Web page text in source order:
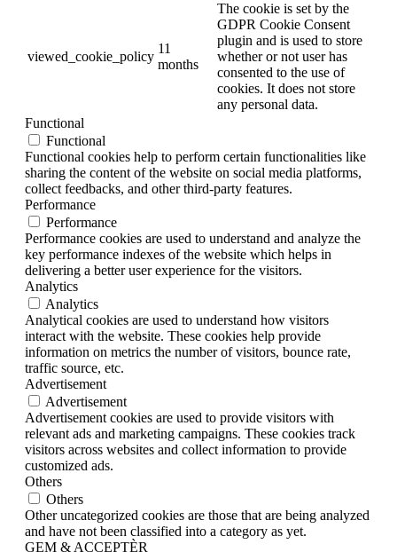
viewed_cookie_policy
11
months
The cookie is set by the
GDPR Cookie Consent
plugin and is used to store
whether or not user has
consented to the use of
cookies. It does not store
any personal data.
Functional
Functional
Functional cookies help to perform certain functionalities like
sharing the content of the website on social media platforms,
collect feedbacks, and other third-party features.
Performance
Performance
Performance cookies are used to understand and analyze the
key performance indexes of the website which helps in
delivering a better user experience for the visitors.
Analytics
Analytics
Analytical cookies are used to understand how visitors
interact with the website. These cookies help provide
information on metrics the number of visitors, bounce rate,
traffic source, etc.
Advertisement
Advertisement
Advertisement cookies are used to provide visitors with
relevant ads and marketing campaigns. These cookies track
visitors across websites and collect information to provide
customized ads.
Others
Others
Other uncategorized cookies are those that are being analyzed
and have not been classified into a category as yet.
GEM & ACCEPTÈR